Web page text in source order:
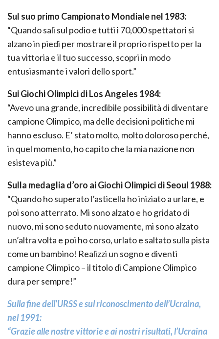
Sul suo primo Campionato Mondiale nel 1983:
“Quando sali sul podio e tutti i 70,000 spettatori si
alzano in piedi per mostrare il proprio rispetto per la
tua vittoria e il tuo successo, scopri in modo
entusiasmante i valori dello sport.”
Sui Giochi Olimpici di Los Angeles 1984:
“Avevo una grande, incredibile possibilità di diventare
campione Olimpico, ma delle decisioni politiche mi
hanno escluso. E’ stato molto, molto doloroso perché,
in quel momento, ho capito che la mia nazione non
esisteva più.”
Sulla medaglia d’oro ai Giochi Olimpici di Seoul 1988:
“Quando ho superato l’asticella ho iniziato a urlare, e
poi sono atterrato. Mi sono alzato e ho gridato di
nuovo, mi sono seduto nuovamente, mi sono alzato
un’altra volta e poi ho corso, urlato e saltato sulla pista
come un bambino! Realizzi un sogno e diventi
campione Olimpico – il titolo di Campione Olimpico
dura per sempre!”
Sulla fine dell’URSS e sul riconoscimento dell’Ucraina,
nel 1991:
“Grazie alle nostre vittorie e ai nostri risultati, l’Ucraina